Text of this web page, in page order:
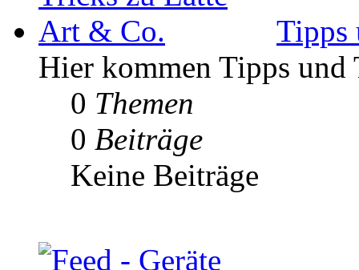
Tipps
Hier kommen Tipps
0 Themen
0 Beiträge
Keine Beiträge